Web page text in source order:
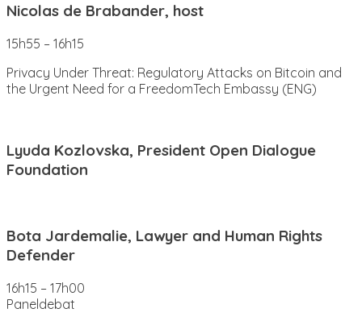
Nicolas de Brabander, host
15h55 – 16h15
Privacy Under Threat: Regulatory Attacks on Bitcoin and
the Urgent Need for a FreedomTech Embassy (ENG)
Lyuda Kozlovska, President Open Dialogue
Foundation
Bota Jardemalie, Lawyer and Human Rights
Defender
16h15 – 17h00
Paneldebat